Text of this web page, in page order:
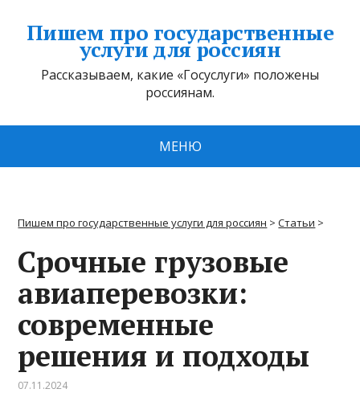
Пишем про государственные
услуги для россиян
Рассказываем, какие «Госуслуги» положены
россиянам.
МЕНЮ
Пишем про государственные услуги для россиян >Статьи >
Срочные грузовые
авиаперевозки:
современные
решения и подходы
07.11.2024